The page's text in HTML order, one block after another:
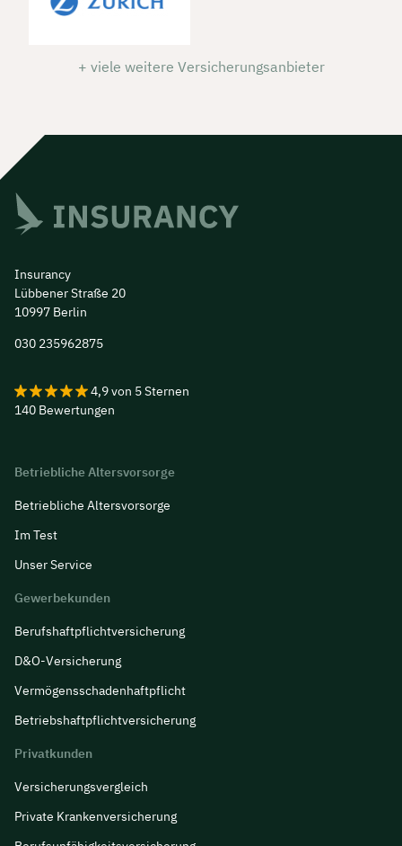
+ viele weitere Versicherungsanbieter
Insurancy
Lübbener Straße 20
10997 Berlin
030 235962875
Versicherungsmakler aus Berlin
4,9von 5Sternen
140 Bewertungen
Betriebliche Altersvorsorge
Betriebliche Altersvorsorge
Im Test
Unser Service
Gewerbekunden
Berufs­haftpflicht­versicherung
D&O-Versicherung
Vermögensschadenhaftpflicht
Betriebshaftpflichtversicherung
Privatkunden
Versicherungsvergleich
Private Krankenversicherung